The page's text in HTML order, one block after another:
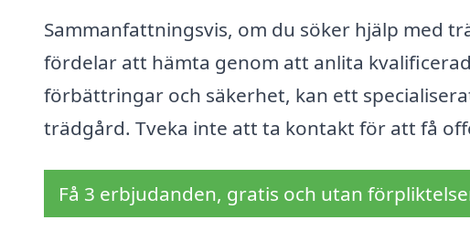
Sammanfattningsvis, om du söker hjälp med
fördelar att hämta genom att anlita
förbättringar och säkerhet, kan ett
trädgård. Tveka inte att ta kontakt för att få
Få 3 erbjudanden, gratis och utan